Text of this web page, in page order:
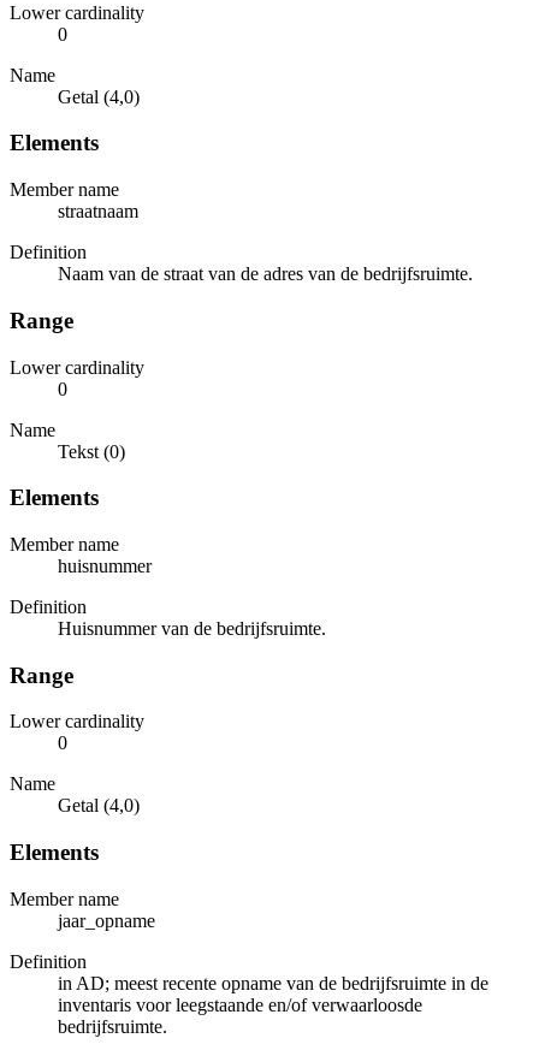
Lower cardinality
0
Name
Getal (4,0)
Elements
Member name
straatnaam
Definition
Naam van de straat van de adres van de bedrijfsruimte.
Range
Lower cardinality
0
Name
Tekst (0)
Elements
Member name
huisnummer
Definition
Huisnummer van de bedrijfsruimte.
Range
Lower cardinality
0
Name
Getal (4,0)
Elements
Member name
jaar_opname
Definition
in AD; meest recente opname van de bedrijfsruimte in de
inventaris voor leegstaande en/of verwaarloosde
bedrijfsruimte.